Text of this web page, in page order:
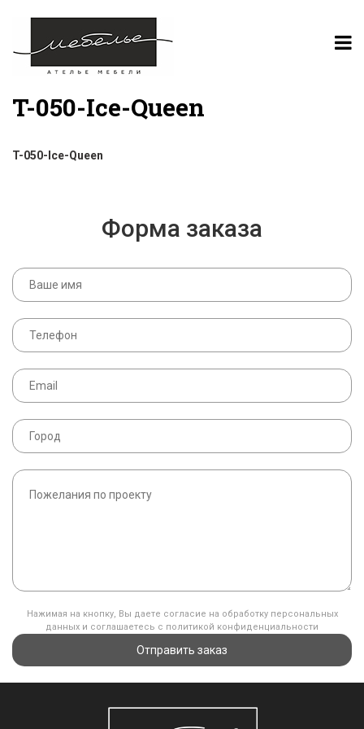
T-050-Ice-Queen
T-050-Ice-Queen
Форма заказа
Нажимая на кнопку, Вы даете согласие на обработку персональных
данных и соглашаетесь с политикой конфиденциальности
Отправить заказ